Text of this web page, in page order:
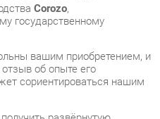
сориентироваться нашим
продукции вы можете по
и через мессенджеры
между собой в
Corozo Техас 20